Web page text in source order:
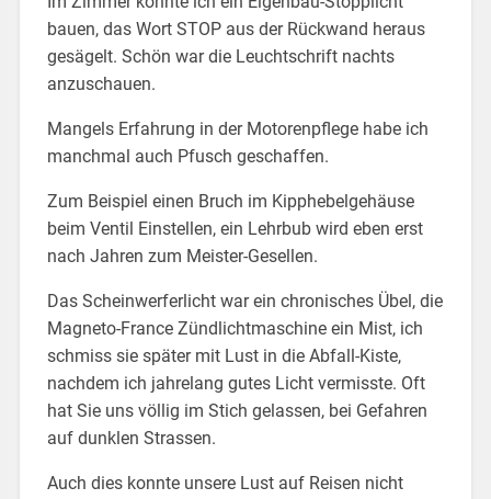
bauen, das Wort STOP aus der Rückwand heraus
gesägelt. Schön war die Leuchtschrift nachts
anzuschauen.
Mangels Erfahrung in der Motorenpflege habe ich
manchmal auch Pfusch geschaffen.
Zum Beispiel einen Bruch im Kipphebelgehäuse
beim Ventil Einstellen, ein Lehrbub wird eben erst
nach Jahren zum Meister-Gesellen.
Das Scheinwerferlicht war ein chronisches Übel, die
Magneto-France Zündlichtmaschine ein Mist, ich
schmiss sie später mit Lust in die Abfall-Kiste,
nachdem ich jahrelang gutes Licht vermisste. Oft
hat Sie uns völlig im Stich gelassen, bei Gefahren
auf dunklen Strassen.
Auch dies konnte unsere Lust auf Reisen nicht